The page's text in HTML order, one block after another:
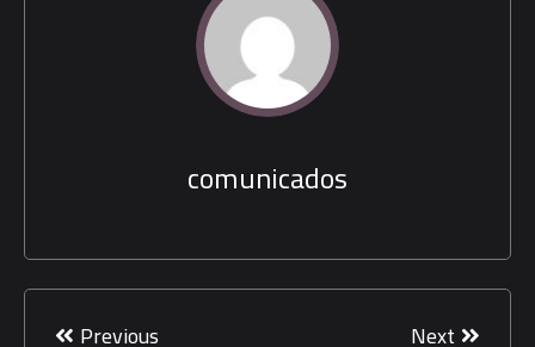
comunicados
Navegación
Previous Next